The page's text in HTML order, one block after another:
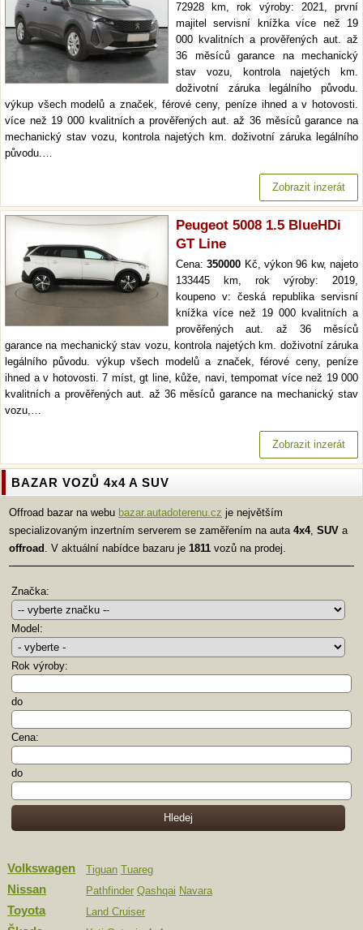
72928 km, rok výroby: 2021, první
majitel servisní knížka více než 19
000 kvalitních a prověřených aut. až
36 měsíců garance na mechanický
stav vozu, kontrola najetých km.
doživotní záruka legálního původu.
výkup všech modelů a značek, férové ceny, peníze ihned a v hotovosti.
více než 19 000 kvalitních a prověřených aut. až 36 měsíců garance na
mechanický stav vozu, kontrola najetých km. doživotní záruka legálního
původu.…
Zobrazit inzerát
Peugeot 5008 1.5 BlueHDi
GT Line
Cena:350000 Kč, výkon 96 kw, najeto
133445 km, rok výroby: 2019,
koupeno v: česká republika servisní
knížka více než 19 000 kvalitních a
prověřených aut. až 36 měsíců
garance na mechanický stav vozu, kontrola najetých km. doživotní záruka
legálního původu. výkup všech modelů a značek, férové ceny, peníze
ihned a v hotovosti. 7 míst, gt line, kůže, navi, tempomat více než 19 000
kvalitních a prověřených aut. až 36 měsíců garance na mechanický stav
vozu,…
Zobrazit inzerát
BAZAR VOZŮ 4x4 A SUV
Offroad bazar na webu bazar.autadoterenu.cz je největším
specializovaným inzertním serverem se zaměřením na auta 4x4, SUV a
offroad . V aktuální nabídce bazaru je 1811 vozů na prodej.
Značka:
Model:
Rok výroby:
do
Cena:
do
Volkswagen Tiguan Tuareg
Nissan Pathfinder Qashqai Navara
Toyota Land Cruiser